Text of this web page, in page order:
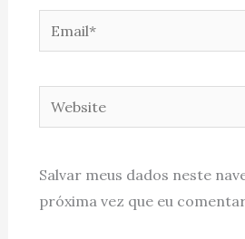
Email*
Website
Salvar meus dados neste
próxima vez que eu